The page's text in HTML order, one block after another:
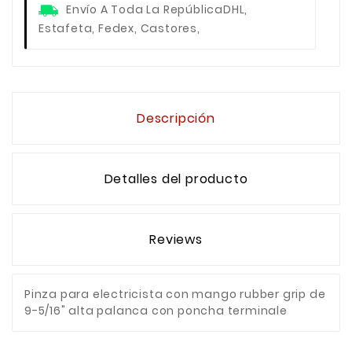
Envío A Toda La RepúblicaDHL,
Estafeta, Fedex, Castores,
Descripción
Detalles del producto
Reviews
Pinza para electricista con mango rubber grip de
9-5/16" alta palanca con poncha terminale